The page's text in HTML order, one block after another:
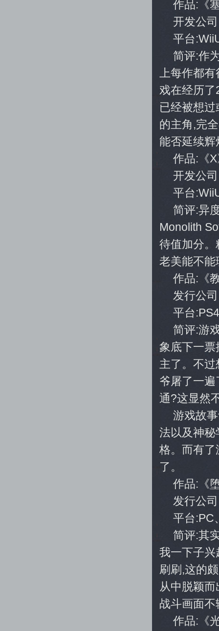
作品:《
开发公
平台
简评:作
上每作都
戏在经历
已经被想
的主角,完
能否延续辉
作品:《
开发公
平台
简评:异
Monolith
待值加分
老美能不
作品:《
发行公
平台:PS4
简评:游
象底下一票
主了。不
爷屠了一
通?这显然
游戏故
法以及神
格。而有了
了。
作品:《
发行公
平台:PC
简评:其
我一下子兴
刷刷,这的
从中脱颖
战斗画面
作品:《